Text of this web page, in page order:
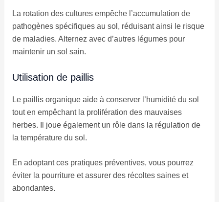
La rotation des cultures empêche l’accumulation de
pathogènes spécifiques au sol, réduisant ainsi le risque
de maladies. Alternez avec d’autres légumes pour
maintenir un sol sain.
Utilisation de paillis
Le paillis organique aide à conserver l’humidité du sol
tout en empêchant la prolifération des mauvaises
herbes. Il joue également un rôle dans la régulation de
la température du sol.
En adoptant ces pratiques préventives, vous pourrez
éviter la pourriture et assurer des récoltes saines et
abondantes.